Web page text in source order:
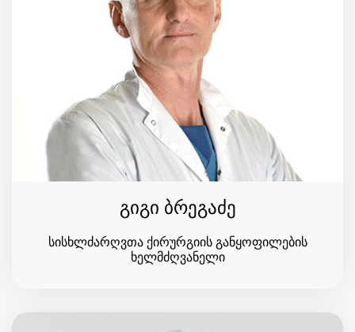
გიგი ბრეგაძე
სისხლძარღვთა ქირურგიის განყოფილების
ხელმძღვანელი